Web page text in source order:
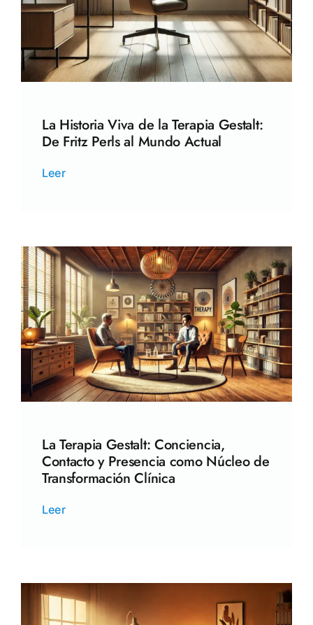
La Historia Viva de la Terapia Gestalt:
De Fritz Perls al Mundo Actual
Leer
La Terapia Gestalt: Conciencia,
Contacto y Presencia como Núcleo de
Transformación Clínica
Leer